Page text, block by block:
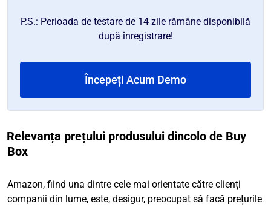
P.S.: Perioada de testare de 14 zile rămâne disponibilă
după înregistrare!
Începeți Acum Demo
Relevanța prețului produsului dincolo de Buy
Box
Amazon, fiind una dintre cele mai orientate către clienți
companii din lume, este, desigur, preocupat să facă prețurile